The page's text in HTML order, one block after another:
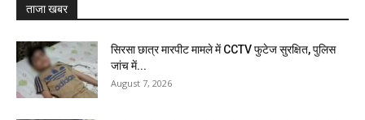
ताजा खबर
सिरसा छात्र मारपीट मामले में CCTV फुटेज सुरक्षित, पुलिस
जांच में...
August 7, 2026